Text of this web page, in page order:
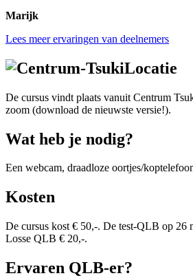
Marijk
Lees meer ervaringen van deelnemers
Locatie
De cursus vindt plaats vanuit Centrum
zoom (download de nieuwste versie!).
Wat heb je nodig?
Een webcam, draadloze oortjes/
Kosten
De cursus kost € 50,-. De test-QLB op 26
Losse QLB € 20,-.
Ervaren QLB-er?